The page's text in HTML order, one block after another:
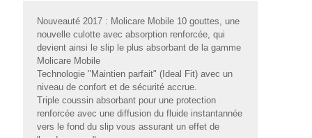
Nouveauté 2017 : Molicare Mobile 10 gouttes, une
nouvelle culotte avec absorption renforcée, qui
devient ainsi le slip le plus absorbant de la gamme
Molicare Mobile
Technologie "Maintien parfait" (Ideal Fit) avec un
niveau de confort et de sécurité accrue.
Triple coussin absorbant pour une protection
renforcée avec une diffusion du fluide instantannée
vers le fond du slip vous assurant un effet de